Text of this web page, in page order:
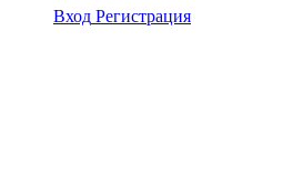
Вход Регистрация